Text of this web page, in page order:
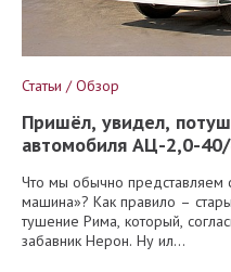
Статьи / Обзор
Пришёл, увидел,
автомобиля АЦ-2,0-
Что мы обычно представляем
машина»? Как правило –
тушение Рима, который,
забавник Нерон. Ну ил...